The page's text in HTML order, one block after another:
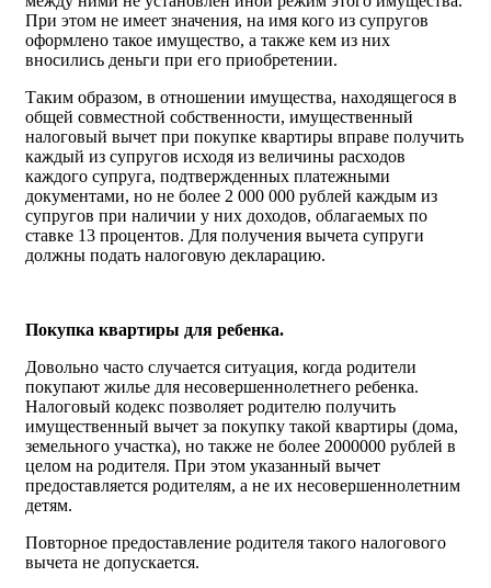
При этом не имеет значения, на имя кого из супругов
оформлено такое имущество, а также кем из них
вносились деньги при его приобретении.
Таким образом, в отношении имущества, находящегося в
общей совместной собственности, имущественный
налоговый вычет при покупке квартиры вправе получить
каждый из супругов исходя из величины расходов
каждого супруга, подтвержденных платежными
документами, но не более 2 000 000 рублей каждым из
супругов при наличии у них доходов, облагаемых по
ставке 13 процентов. Для получения вычета супруги
должны подать налоговую декларацию.
Покупка квартиры для ребенка.
Довольно часто случается ситуация, когда родители
покупают жилье для несовершеннолетнего ребенка.
Налоговый кодекс позволяет родителю получить
имущественный вычет за покупку такой квартиры (дома,
земельного участка), но также не более 2000000 рублей в
целом на родителя. При этом указанный вычет
предоставляется родителям, а не их несовершеннолетним
детям.
Повторное предоставление родителя такого налогового
вычета не допускается.